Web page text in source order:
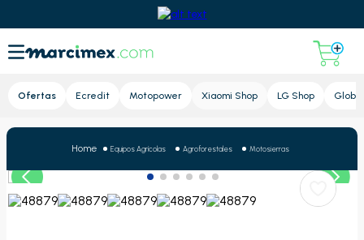
Ofertas Ecredit Motopower Xiaomi Shop LG Shop Global
Equipos Agrícolas Agroforestales Motosierras